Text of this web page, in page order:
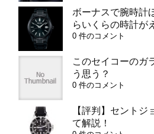
ボーナスで腕時計
らいくらの時計が
0 件のコメント
このセイコーのガ
う思う？
0 件のコメント
【評判】セントジ
て解説！